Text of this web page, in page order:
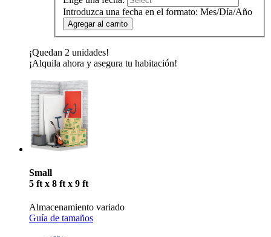
Introduzca una fecha en el formato: Mes/Día/Año
Agregar al carrito
¡Quedan 2 unidades!
¡Alquila ahora y asegura tu habitación!
Small
5 ft x 8 ft x 9 ft
Almacenamiento variado
Guía de tamaños